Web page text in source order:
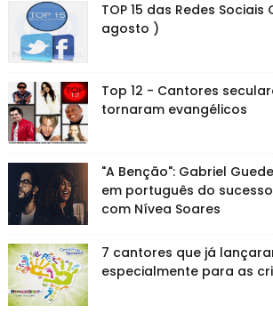
TOP 15 das Redes
agosto )
Top 12 - Cantores
tornaram evangélicos
"A Benção": Gabriel
em português do
com Nívea Soares
7 cantores que já
especialmente para as